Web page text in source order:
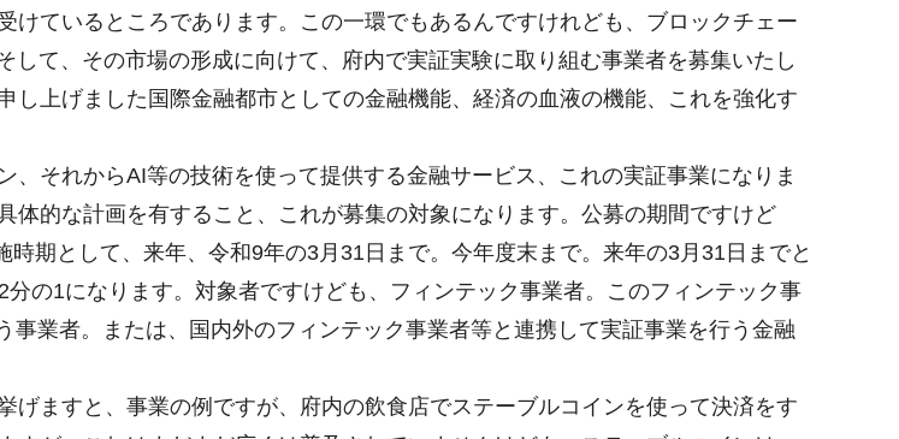
ているところであります。この一環でもあるんですけれども、ブロックチェー
て、その市場の形成に向けて、府内で実証実験に取り組む事業者を募集いたし
し上げました国際金融都市としての金融機能、経済の血液の機能、これを強化す
それからAI等の技術を使って提供する金融サービス、これの実証事業になりま
的な計画を有すること、これが募集の対象になります。公募の期間ですけど
期として、来年、令和9年の3月31日まで。今年度末まで。来年の3月31日までと
の1になります。対象者ですけども、フィンテック事業者。このフィンテック事
業者。または、国内外のフィンテック事業者等と連携して実証事業を行う金融
ますと、事業の例ですが、府内の飲食店でステーブルコインを使って決済をす